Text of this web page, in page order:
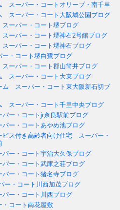
スーパー・コートオリーブ・南千里
スーパー・コート大阪城公園ブログ
ーパー・コート堺ブログ
ーパー・コート堺神石2号館ブログ
ーパー・コート堺神石ブログ
・コート堺白鷺ブログ
ーパー・コート郡山筒井ブログ
スーパー・コート大東ブログ
ム スーパー・コート東大阪新石切ブ
スーパー・コート千里中央ブログ
ー・コートjr奈良駅前ブログ
ー・コートあやめ池ブログ
ビス付き高齢者向け住宅 スーパー・
ー・コート宇治大久保ブログ
ー・コート武庫之荘ブログ
ー・コート猪名寺ブログ
ー・コート川西加茂ブログ
ー・コート川西ブログ
コート南花屋敷